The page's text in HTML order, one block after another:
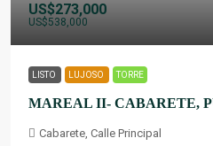
US$273,000
US$538,000
LISTO LUJOSO TORRE
MAREAL II- CABARETE,
Cabarete, Calle Principal